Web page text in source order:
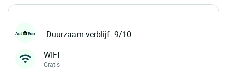
Duurzaam verblijf: 9/10
WIFI
Gratis